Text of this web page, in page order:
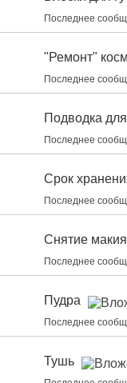
Последнее
"Ремонт"
Последнее
Подводка
Последнее
Срок
Последнее
Снятие
Последнее
Пудра
Последнее
Тушь